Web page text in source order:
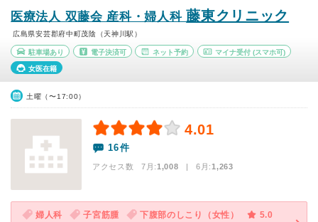
医療法人 双藤会 産科・婦人科 藤東クリニック
広島県安芸郡府中町茂陰（天神川駅）
駐車場あり 電子決済可 ネット予約 マイナ受付 (スマホ可)
女医在籍
土曜（〜17:00）
4.01
16件
アクセス数 7月:1,008 | 6月:1,263
婦人科 子宮筋腫 下腹部のしこり（女性）
5.0